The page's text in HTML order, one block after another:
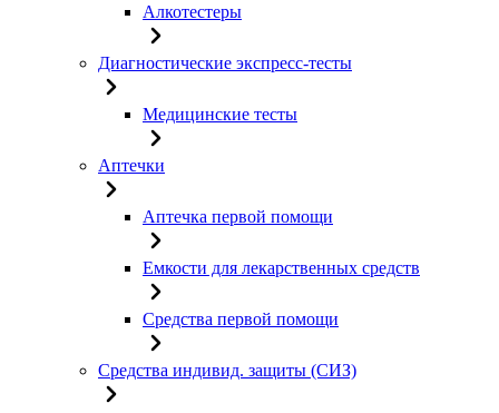
Алкотестеры
Диагностические экспресс-тесты
Медицинские тесты
Аптечки
Аптечка первой помощи
Емкости для лекарственных средств
Средства первой помощи
Средства индивид. защиты (СИЗ)